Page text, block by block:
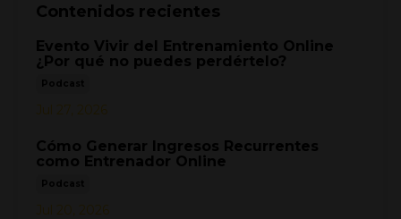
Contenidos recientes
Evento Vivir del Entrenamiento Online
¿Por qué no puedes perdértelo?
Jul 27, 2026
Cómo Generar Ingresos Recurrentes
como Entrenador Online
Jul 20, 2026